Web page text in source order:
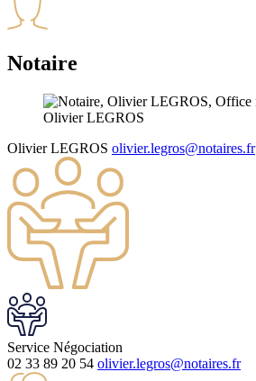
Notaire
Olivier LEGROS olivier.legros@notaires.fr
Service Négociation
02 33 89 20 54 olivier.legros@notaires.fr